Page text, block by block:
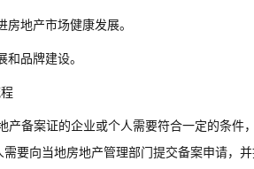
房地产市场健康发展。
和品牌建设。
产备案证的企业或个人需要符合一定的条件
需要向当地房地产管理部门提交备案申请，